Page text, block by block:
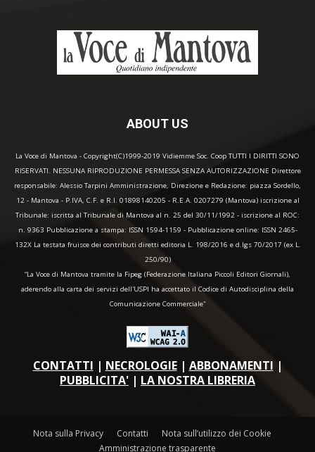
ABOUT US
La Voce di Mantova - Copyright(C)1999-2019 Vidiemme Soc. Coop TUTTI I DIRITTI SONO
RISERVATI. NESSUNA RIPRODUZIONE PERMESSA SENZA AUTORIZZAZIONE Direttore
responsabile: Alessio Tarpini Amministrazione, Direzione e Redazione: piazza Sordello,
12 - Mantova - P.IVA, C.F. e R.I. 01898140205 - R.E.A. 0207279 (Mantova) iscrizione al
Tribunale: iscritta al Tribunale di Mantova al n. 25 del 30/11/1992 - iscrizione al ROC:
n. 9363 Pubblicazione a stampa: ISSN 1594-1159 - Pubblicazione online: ISSN 2465-
132X La testata fruisce dei contributi diretti editoria L. 198/2016 e d.lgs 70/2017 (ex L.
250/90)
“La Voce di Mantova tramite la Fipeg (Federazione Italiana Piccoli Editori Giornali),
aderendo alla carta dei servizi dell'USPI ha accettato il Codice di Autodisciplina della
Comunicazione Commerciale"
CONTATTI | NECROLOGIE| ABBONAMENTI |
PUBBLICITA' | LA NOSTRA LIBRERIA
Nota sulla Privacy Contatti
Nota sull’utilizzo dei Cookie
Amministrazione trasparente